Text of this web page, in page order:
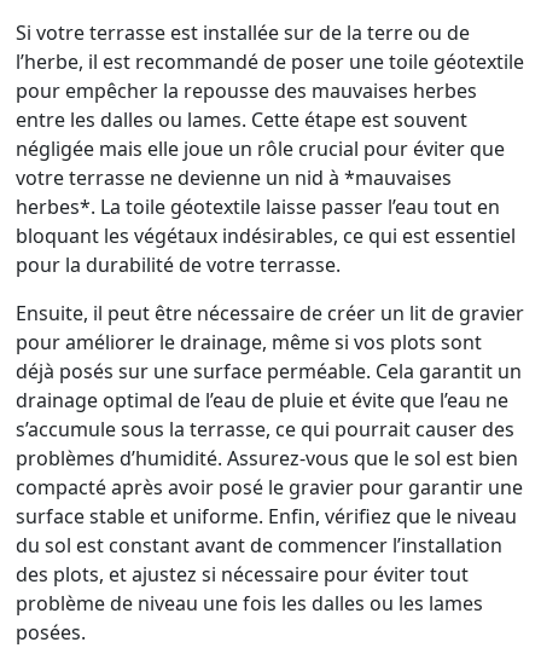
Si votre terrasse est installée sur de la terre ou de
l’herbe, il est recommandé de poser une toile géotextile
pour empêcher la repousse des mauvaises herbes
entre les dalles ou lames. Cette étape est souvent
négligée mais elle joue un rôle crucial pour éviter que
votre terrasse ne devienne un nid à *mauvaises
herbes*. La toile géotextile laisse passer l’eau tout en
bloquant les végétaux indésirables, ce qui est essentiel
pour la durabilité de votre terrasse.
Ensuite, il peut être nécessaire de créer un lit de gravier
pour améliorer le drainage, même si vos plots sont
déjà posés sur une surface perméable. Cela garantit un
drainage optimal de l’eau de pluie et évite que l’eau ne
s’accumule sous la terrasse, ce qui pourrait causer des
problèmes d’humidité. Assurez-vous que le sol est bien
compacté après avoir posé le gravier pour garantir une
surface stable et uniforme. Enfin, vérifiez que le niveau
du sol est constant avant de commencer l’installation
des plots, et ajustez si nécessaire pour éviter tout
problème de niveau une fois les dalles ou les lames
posées.